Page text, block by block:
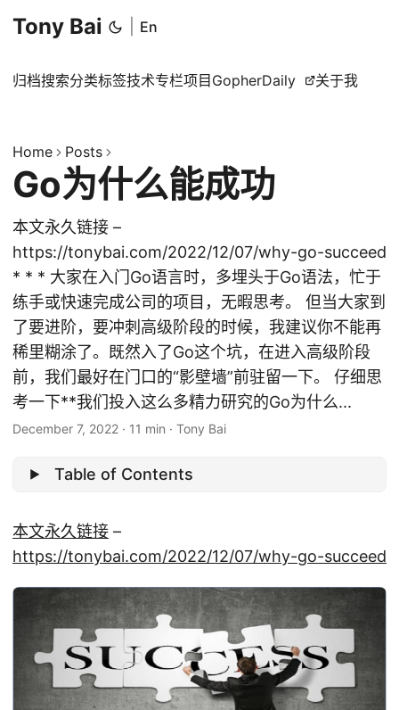
Tony Bai En
归档搜索分类标签技术专栏项目 GopherDaily 关于我
Home Posts
Go为什么能成功
本文永久链接 –
https://tonybai.com/2022/12/07/why-go-succeed
* * * 大家在入门Go语言时，多埋头于Go语法，忙于
练手或快速完成公司的项目，无暇思考。 但当大家到
了要进阶，要冲刺高级阶段的时候，我建议你不能再
稀里糊涂了。既然入了Go这个坑，在进入高级阶段
前，我们最好在门口的“影壁墙”前驻留一下。 仔细思
考一下**我们投入这么多精力研究的Go为什么...
December 7, 2022 · 11 min · Tony Bai
Table of Contents
本文永久链接 –
https://tonybai.com/2022/12/07/why-go-succeed